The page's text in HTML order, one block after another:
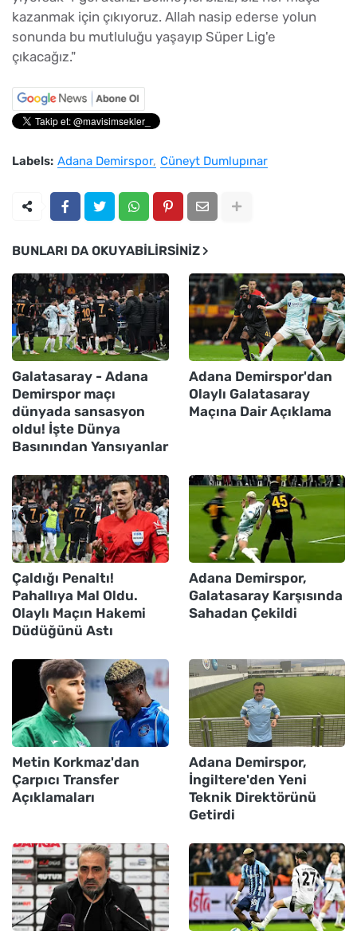
kazanmak için çıkıyoruz. Allah nasip ederse yolun
sonunda bu mutluluğu yaşayıp Süper Lig'e
çıkacağız."
Labels: Adana Demirspor Cüneyt Dumlupınar
BUNLARI DA OKUYABILIRSINIZ
Galatasaray - Adana
Demirspor maçı
dünyada sansasyon
oldu! İşte Dünya
Basınından Yansıyanlar
Adana Demirspor'dan
Olaylı Galatasaray
Maçına Dair Açıklama
Çaldığı Penaltı!
Pahallıya Mal Oldu.
Olaylı Maçın Hakemi
Düdüğünü Astı
Adana Demirspor,
Galatasaray Karşısında
Sahadan Çekildi
Metin Korkmaz'dan
Çarpıcı Transfer
Açıklamaları
Adana Demirspor,
İngiltere'den Yeni
Teknik Direktörünü
Getirdi